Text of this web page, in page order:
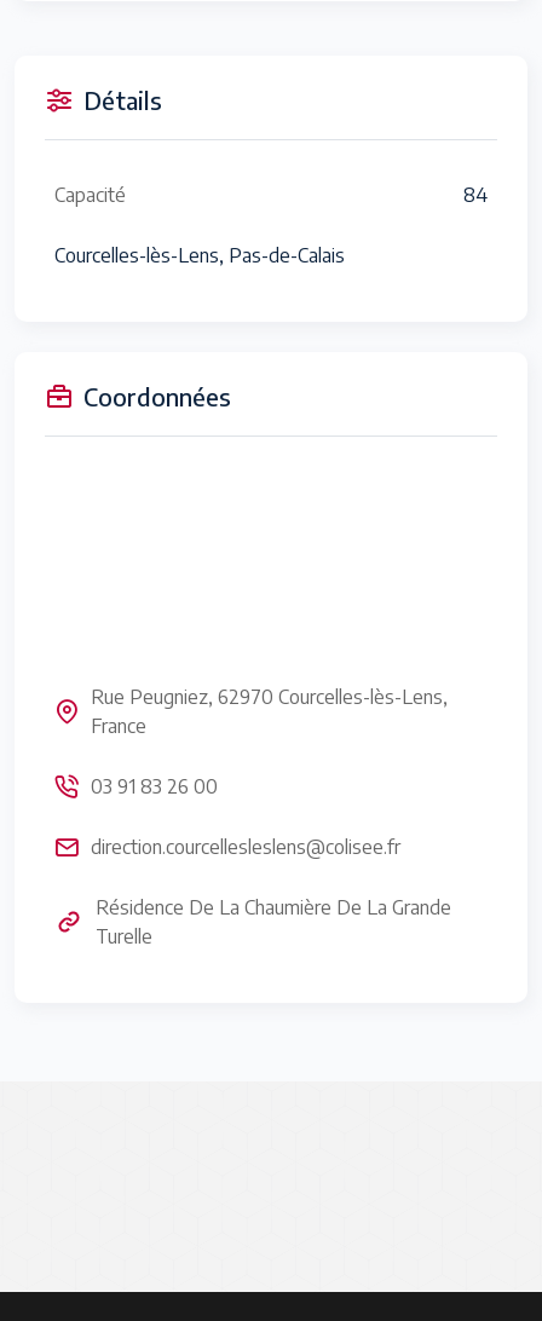
Détails
Capacité 84
Courcelles-lès-Lens, Pas-de-Calais
Coordonnées
Rue Peugniez, 62970 Courcelles-lès-Lens,
France
03 91 83 26 00
direction.courcellesleslens@colisee.fr
Résidence De La Chaumière De La Grande
Turelle